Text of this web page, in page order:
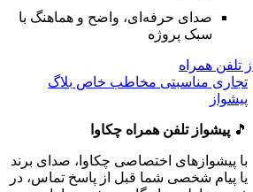
صدای حرفه‌ای، واضح و هماهنگ با
سبک پروژه
تلفن همراه
تجاری مناسبتی مخاطب خاص بلاگ
پیشواز
🎵 پیشواز تلفن همراه چکاوا
با پیشوازهای اختصاصی چکاوا، صدای برند
یا پیام شخصی شما قبل از پاسخ تماس، در